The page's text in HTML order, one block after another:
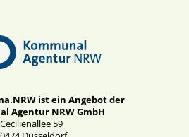
ist ein Angebot der
Agentur NRW GmbH
Cecilienallee 59